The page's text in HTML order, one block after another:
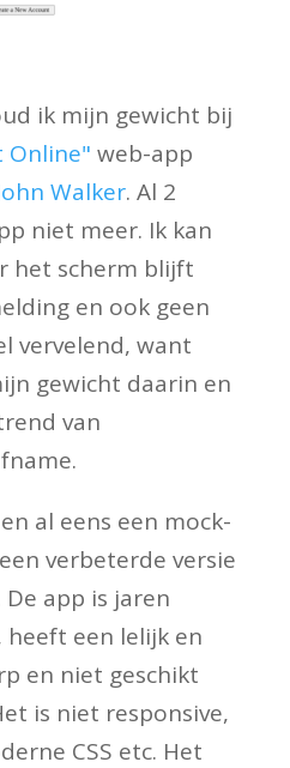
ik mijn gewicht bij
Online" web-app
Walker. Al 2
niet meer. Ik kan
het scherm blijft
en ook geen
vervelend, want
gewicht daarin en
van
al eens een mock-
verbeterde versie
app is jaren
heeft een lelijk en
en niet geschikt
is niet responsive,
CSS etc. Het